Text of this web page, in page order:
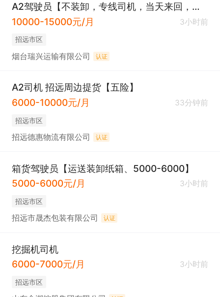
A2驾驶员【不装卸，专线司机，当天来回，可投保】
10000-15000元/月
3小时前
招远市区
烟台瑞兴运输有限公司 认证
A2司机 招远周边提货【五险】
6000-10000元/月
33分钟前
招远市区
招远德惠物流有限公司 认证
箱货驾驶员【运送装卸纸箱、5000-6000】
5000-6000元/月
3小时前
招远市区
招远市晟杰包装有限公司 认证
挖掘机司机
6000-7000元/月
3小时前
招远市区